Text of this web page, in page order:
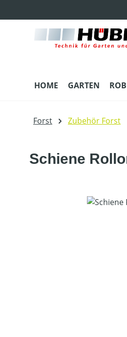
HOME GARTEN
Forst Zubehör Forst
Schiene
Bildergalerie überspringen